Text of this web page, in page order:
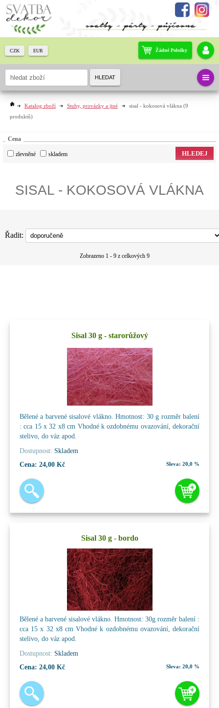
Katalog zboží Stuhy, provázky a jiné sisal - kokosová vlákna (9
produktů)
Cena
zlevněné skladem HLEDEJ
SISAL - KOKOSOVÁ VLÁKNA
Řadit:
Zobrazeno 1 - 9 z celkových 9
Sisal 30 g - starorůžový
Bělené a barvené sisalové vlákno. Hmotnost: 30 g rozměr balení
: cca 15 x 32 x8 cm Vhodné k ozdobnému ovazování, dekorační
stelivo, do váz apod.
Dostupnost: Skladem
Cena: 24,00 Kč Sleva: 20,0 %
Sisal 30 g - bordo
Bělené a barvené sisalové vlákno. Hmotnost: 30g rozměr balení :
cca 15 x 32 x8 cm Vhodné k ozdobnému ovazování, dekorační
stelivo, do váz apod.
Dostupnost: Skladem
Cena: 24,00 Kč Sleva: 20,0 %
Žádné Položky
CZK EUR
HLEDAT